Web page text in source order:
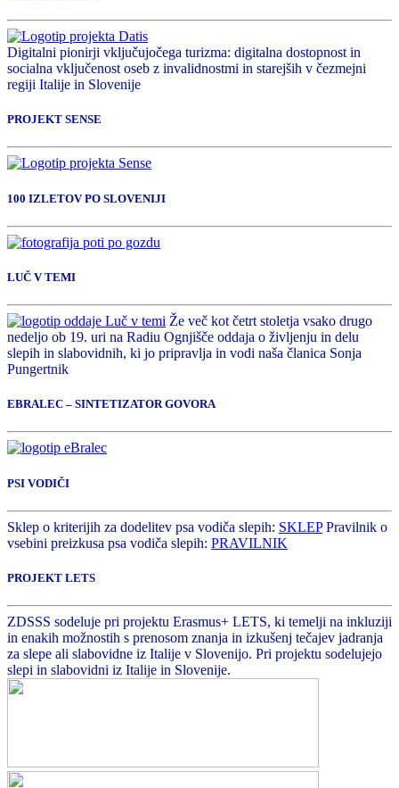
Digitalni pionirji vključujočega turizma: digitalna dostopnost in
socialna vključenost oseb z invalidnostmi in starejših v čezmejni
regiji Italije in Slovenije
PROJEKT SENSE
100 IZLETOV PO SLOVENIJI
LUČ V TEMI
Že več kot četrt stoletja vsako drugo
nedeljo ob 19. uri na Radiu Ognjišče oddaja o življenju in delu
slepih in slabovidnih, ki jo pripravlja in vodi naša članica Sonja
Pungertnik
EBRALEC – SINTETIZATOR GOVORA
PSI VODIČI
Sklep o kriterijih za dodelitev psa vodiča slepih: SKLEPPravilnik o
vsebini preizkusa psa vodiča slepih: PRAVILNIK
PROJEKT LETS
ZDSSS sodeluje pri projektu Erasmus+ LETS, ki temelji na inkluziji
in enakih možnostih s prenosom znanja in izkušenj tečajev jadranja
za slepe ali slabovidne iz Italije v Slovenijo. Pri projektu sodelujejo
slepi in slabovidni iz Italije in Slovenije.